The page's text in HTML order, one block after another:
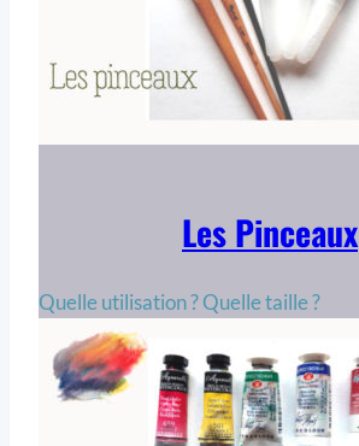
Les Pinceaux
Quelle utilisation ? Quelle taille ?